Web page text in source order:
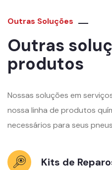
Outras Soluções
Outras
produtos
Nossas soluções em
nossa linha de produtos
necessários para seus
Kits de